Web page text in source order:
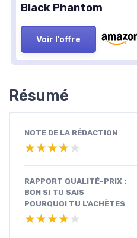
Black Phantom
Voir l'offre
Résumé
NOTE DE LA RÉDACTION
★★★★★
★★★★★
RAPPORT QUALITÉ-PRIX :
BON SI TU SAIS
POURQUOI TU L’ACHÈTES
★★★★★
★★★★★